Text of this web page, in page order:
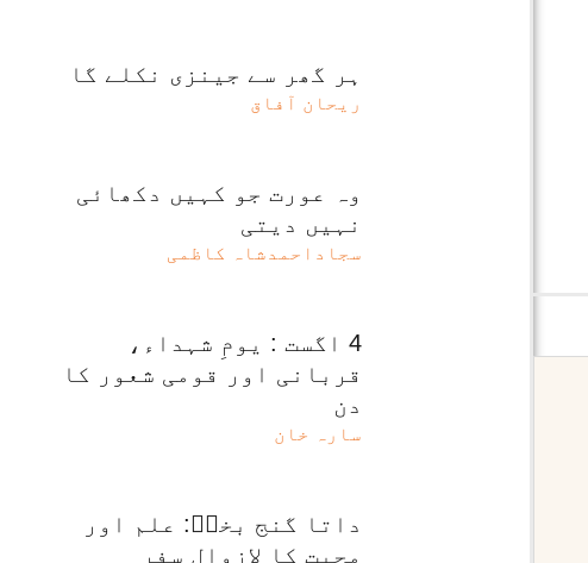
ہر گھر سے جینزی نکلے گا
ریحان آفاق
وہ عورت جو کہیں دکھائی
نہیں دیتی
سجاداحمدشاہ کاظمی
4 اگست : یومِ شہداء،
قربانی اور قومی شعور کا
دن
سارہ خان
داتا گنج بخشؒ: علم اور
محبت کا لازوال سفر